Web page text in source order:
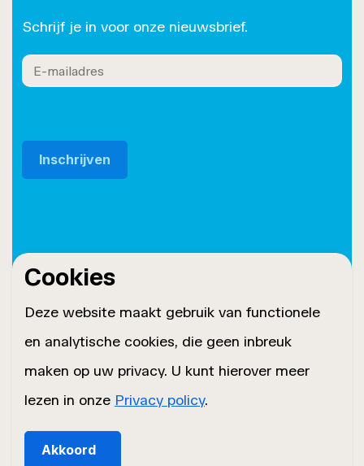
Schrijf je in voor onze nieuwsbrief.
© 2026 Roset Twente
Cookiebeleid
Cookies
Deze website maakt gebruik van functionele
en analytische cookies, die geen inbreuk
maken op uw privacy. U kunt hierover meer
lezen in onze Privacy policy.
Akkoord